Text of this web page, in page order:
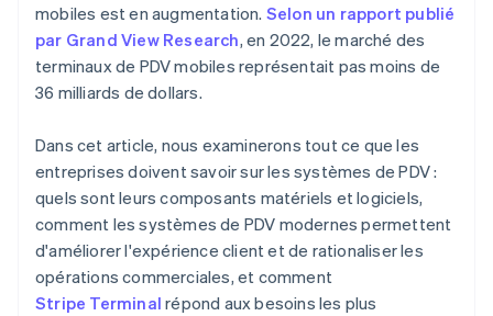
mobiles est en augmentation. Selon un rapport publié
par Grand View Research, en 2022, le marché des
terminaux de PDV mobiles représentait pas moins de
36 milliards de dollars.
Dans cet article, nous examinerons tout ce que les
entreprises doivent savoir sur les systèmes de PDV :
quels sont leurs composants matériels et logiciels,
comment les systèmes de PDV modernes permettent
d'améliorer l'expérience client et de rationaliser les
opérations commerciales, et comment
Stripe Terminal répond aux besoins les plus